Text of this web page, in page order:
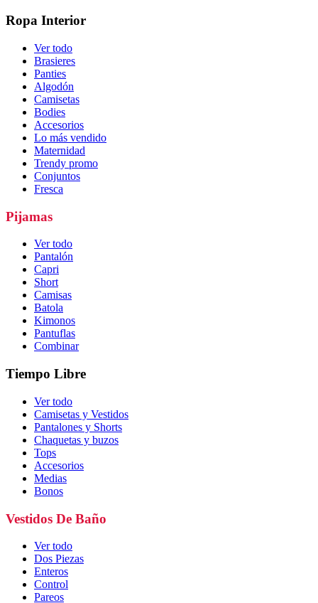
Ropa Interior
Ver todo
Brasieres
Panties
Algodón
Camisetas
Bodies
Accesorios
Lo más vendido
Maternidad
Trendy promo
Conjuntos
Fresca
Pijamas
Ver todo
Pantalón
Capri
Short
Camisas
Batola
Kimonos
Pantuflas
Combinar
Tiempo Libre
Ver todo
Camisetas y Vestidos
Pantalones y Shorts
Chaquetas y buzos
Tops
Accesorios
Medias
Bonos
Vestidos De Baño
Ver todo
Dos Piezas
Enteros
Control
Pareos